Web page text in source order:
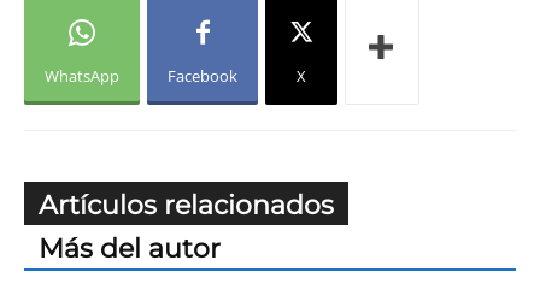
WhatsApp Facebook X
Artículos relacionados
Más del autor